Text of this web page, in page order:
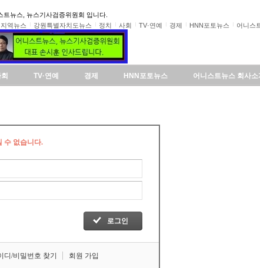
트뉴스, 뉴스기사검증위원회 입니다.
지역뉴스 강원특별자치도뉴스 정치 사회 TV·연예 경제 HNN포토뉴스 어니스
TV·연예 경제 HNN포토뉴스 어니스트뉴스 회사
수 없습니다.
디/비밀번호 찾기 회원 가입